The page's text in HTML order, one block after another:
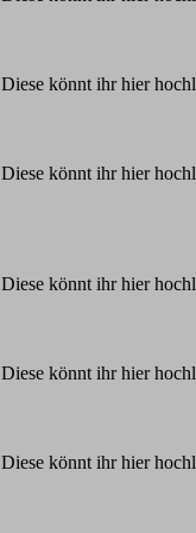
könnt ihr hier
könnt ihr hier
könnt ihr hier
könnt ihr hier
könnt ihr hier